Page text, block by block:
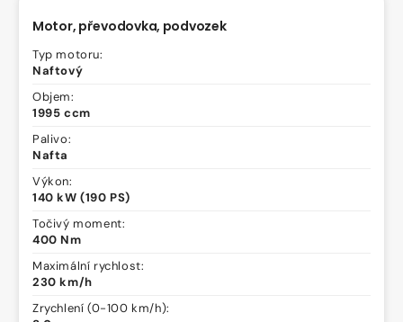
Motor, převodovka, podvozek
Typ motoru:
Naftový
Objem:
1995 ccm
Palivo:
Nafta
Výkon:
140 kW (190 PS)
Točivý moment:
400 Nm
Maximální rychlost:
230 km/h
Zrychlení (0-100 km/h):